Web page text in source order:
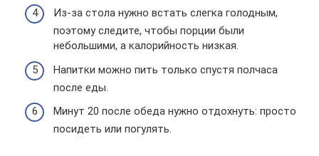
Из-за стола нужно встать слегка голодным,
поэтому следите, чтобы порции были
небольшими, а калорийность низкая.
Напитки можно пить только спустя полчаса
после еды.
Минут 20 после обеда нужно отдохнуть: просто
посидеть или погулять.